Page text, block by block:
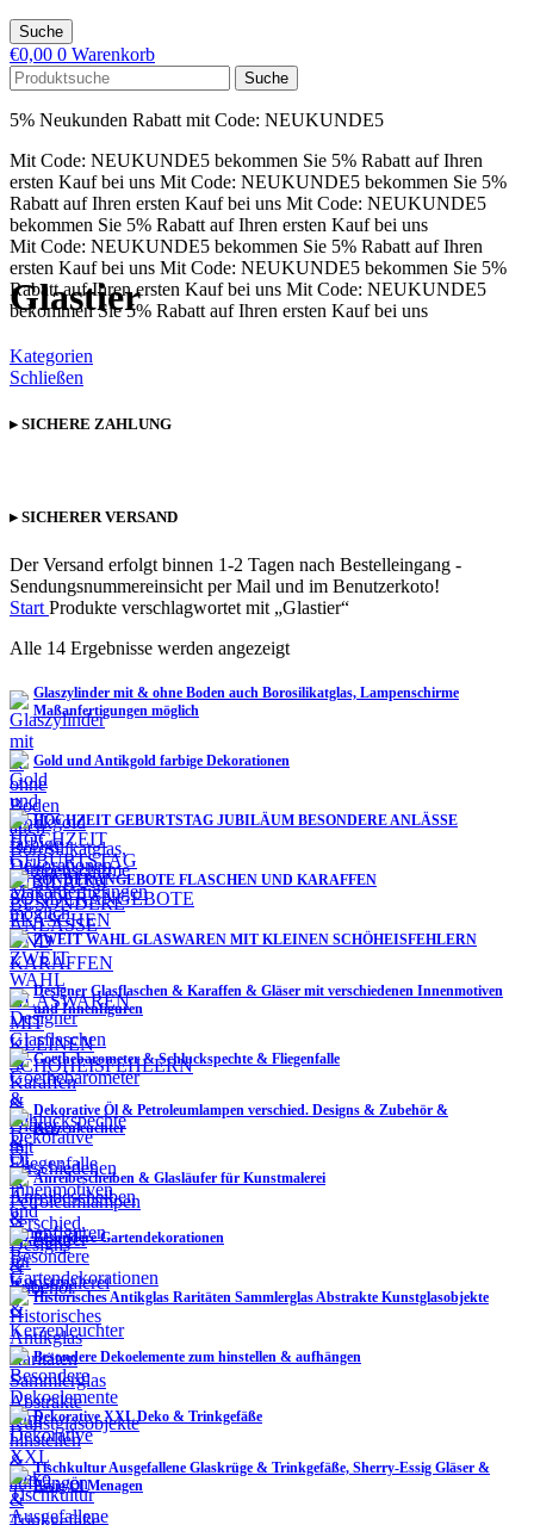
Suche
€0,00 0 Warenkorb
Suche
5% Neukunden Rabatt mit Code: NEUKUNDE5
Mit Code: NEUKUNDE5 bekommen Sie 5% Rabatt auf Ihren
ersten Kauf bei uns Mit Code: NEUKUNDE5 bekommen Sie 5%
Rabatt auf Ihren ersten Kauf bei uns Mit Code: NEUKUNDE5
bekommen Sie 5% Rabatt auf Ihren ersten Kauf bei uns
Mit Code: NEUKUNDE5 bekommen Sie 5% Rabatt auf Ihren
ersten Kauf bei uns Mit Code: NEUKUNDE5 bekommen Sie 5%
Rabatt auf Ihren ersten Kauf bei uns Mit Code: NEUKUNDE5
bekommen Sie 5% Rabatt auf Ihren ersten Kauf bei uns
Glastier
Kategorien
Schließen
▸ SICHERE ZAHLUNG
▸ SICHERER VERSAND
Der Versand erfolgt binnen 1-2 Tagen nach Bestelleingang -
Sendungsnummereinsicht per Mail und im Benutzerkoto!
Start Produkte verschlagwortet mit „Glastier“
Alle 14 Ergebnisse werden angezeigt
Glaszylinder mit & ohne Boden auch Borosilikatglas, Lampenschirme
Maßanfertigungen möglich
Gold und Antikgold farbige Dekorationen
HOCHZEIT GEBURTSTAG JUBILÄUM BESONDERE ANLÄSSE
SONDERANGEBOTE FLASCHEN UND KARAFFEN
ZWEIT WAHL GLASWAREN MIT KLEINEN SCHÖHEISFEHLERN
Designer Glasflaschen & Karaffen & Gläser mit verschiedenen Innenmotiven
und Innenfiguren
Goethebarometer & Schluckspechte & Fliegenfalle
Dekorative Öl & Petroleumlampen verschied. Designs & Zubehör &
Kerzenleuchter
Anreibescheiben & Glasläufer für Kunstmalerei
Besondere Gartendekorationen
Historisches Antikglas Raritäten Sammlerglas Abstrakte Kunstglasobjekte
Besondere Dekoelemente zum hinstellen & aufhängen
Dekorative XXL Deko & Trinkgefäße
Tischkultur Ausgefallene Glaskrüge & Trinkgefäße, Sherry-Essig Gläser &
Essig/Öl Menagen